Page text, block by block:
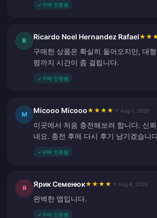
✓구매 인증됨
R Ricardo Noel Hernandez Rafael★ ★
구매한 상품은 확실히 들어오지만, 대
령까지 시간이 좀 걸립니다.
✓구매 인증됨
M Micooo Micooo★ ★ ★ ★ Aug 7, 2026
이곳에서 처음 충전해보려 합니다. 신
네요. 충전 후에 다시 후기 남기겠습니
✓구매 인증됨
Я Ярик Семенюк★ ★ ★ ★ Aug 6, 2026
완벽한 앱입니다.
✓구매 인증됨